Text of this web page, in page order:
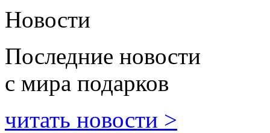
Новости
Последние новости
с мира подарков
читать новости >